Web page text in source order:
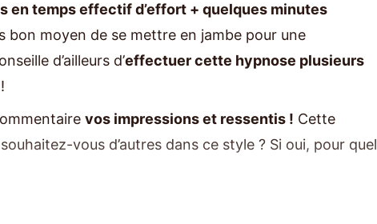
en temps effectif d’effort + quelques minutes
bon moyen de se mettre en jambe pour une
d’ailleurs d’effectuer cette hypnose plusieurs
vos impressions et ressentis ! Cette
vous d’autres dans ce style ? Si oui, pour quel